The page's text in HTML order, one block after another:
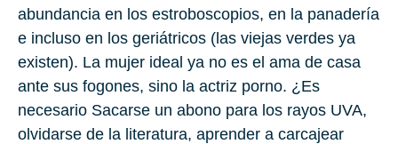
abundancia en los estroboscopios, en la panadería
e incluso en los geriátricos (las viejas verdes ya
existen). La mujer ideal ya no es el ama de casa
ante sus fogones, sino la actriz porno. ¿Es
necesario Sacarse un abono para los rayos UVA,
olvidarse de la literatura, aprender a carcajear